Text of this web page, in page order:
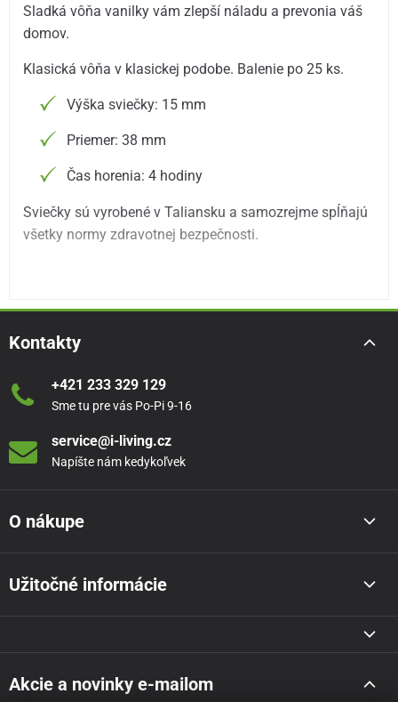
Sladká vôňa vanilky vám zlepší náladu a prevonia váš
domov.
Klasická vôňa v klasickej podobe. Balenie po 25 ks.
Výška sviečky: 15 mm
Priemer: 38 mm
Čas horenia: 4 hodiny
Sviečky sú vyrobené v Taliansku a samozrejme spĺňajú
všetky normy zdravotnej bezpečnosti.
Kontakty
+421 233 329 129
Sme tu pre vás Po-Pi 9-16
service@i-living.cz
Napíšte nám kedykoľvek
O nákupe
Užitočné informácie
Akcie a novinky e-mailom